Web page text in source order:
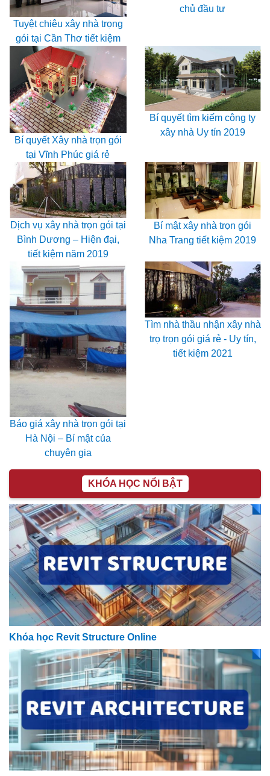
Tuyệt chiêu xây nhà trọng
gói tại Cần Thơ tiết kiệm
chủ đầu tư
Bí quyết Xây nhà trọn gói
tại Vĩnh Phúc giá rẻ
Bí quyết tìm kiếm công ty
xây nhà Uy tín 2019
Dịch vụ xây nhà trọn gói tại
Bình Dương – Hiện đại,
tiết kiệm năm 2019
Bí mật xây nhà trọn gói
Nha Trang tiết kiệm 2019
Báo giá xây nhà trọn gói tại
Hà Nội – Bí mật của
chuyên gia
Tìm nhà thầu nhận xây nhà
trọ trọn gói giá rẻ - Uy tín,
tiết kiệm 2021
KHÓA HỌC NỔI BẬT
Khóa học Revit Structure Online